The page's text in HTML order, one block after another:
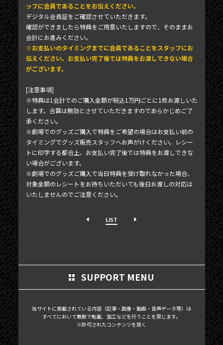
ッフに会員であることをお伝えください。
デジタル会員証をご確認させていただきます。
確認ができましたら特典をご用意いたしますので、そのままお
会計にお進みください。
※お支払いのタイミングまでに会員であることをスタッフにお
伝えください。お支払い完了後では特典をお渡しできない場合
がございます。
[注意事項]
※特典は1会計でのご購入金額が税込1万円ごとに1枚お渡しいた
します。合算は無効とさせていただきますのであらかじめご了
承ください。
※劇場でのグッズご購入で特典をご希望の場合はお支払い前の
タイミングでグッズ販売スタッフへお声がけください。レシー
トに印字する都合上、お支払い完了後では特典をお渡しできな
い場合がございます。
※劇場でのグッズご購入で当日特典を受け取れなかった場合、
対象金額のレシートをお持ちいただいても後日お渡しの対応は
いたしませんのでご注意ください。
LIST
SUPPORT MENU
当サイトに掲載されている内容（記事・画像・動画・音声データ等）は
すべてにおいて無断で転載、加工などを行うことを禁じます。
※許可されたコンテンツを除く